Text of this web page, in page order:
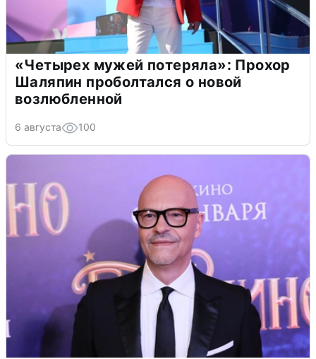
«Четырех мужей потеряла»: Прохор
Шаляпин проболтался о новой
возлюбленной
6 августа 100